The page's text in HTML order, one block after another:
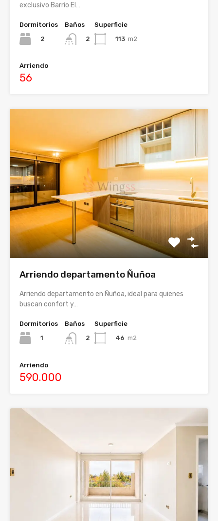
exclusivo Barrio El…
Dormitorios
2
Baños
2
Superficie
113 m2
Arriendo
56
Arriendo departamento Ñuñoa
Arriendo departamento en Ñuñoa, ideal para quienes
buscan confort y…
Dormitorios
1
Baños
2
Superficie
46 m2
Arriendo
590.000